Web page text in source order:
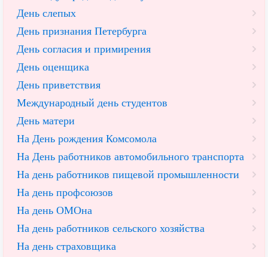
День слепых
День признания Петербурга
День согласия и примирения
День оценщика
День приветствия
Международный день студентов
День матери
На День рождения Комсомола
На День работников автомобильного транспорта
На день работников пищевой промышленности
На день профсоюзов
На день ОМОна
На день работников сельского хозяйства
На день страховщика